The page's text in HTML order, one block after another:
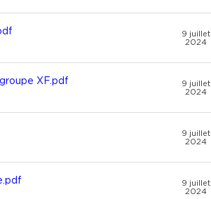
9 juillet
2024
XF.pdf
9 juillet
2024
9 juillet
2024
9 juillet
2024